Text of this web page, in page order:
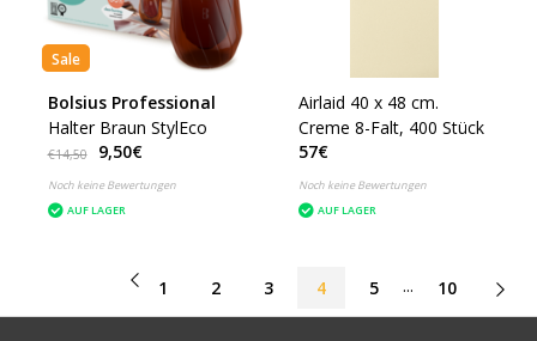
Sale
Bolsius Professional
Halter Braun StylEco
€14,50 9,50€
Noch keine Bewertungen
AUF LAGER
Airlaid 40 x 48 cm.
Creme 8-Falt, 400 Stück
57€
Noch keine Bewertungen
AUF LAGER
1 2 3 4 5 ... 10